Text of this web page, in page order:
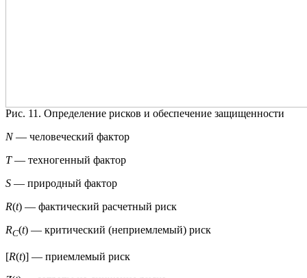
Рис. 11. Определение рисков и обеспечение защищенности
N— человеческий фактор
Т— техногенный фактор
S — природный фактор
R(t) — фактический расчетный риск
RC(t) — критический (неприемлемый) риск
[R(t)] — приемлемый риск